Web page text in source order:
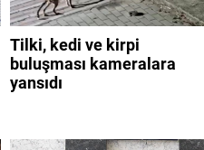
Tilki, kedi ve kirpi
buluşması kameralara
yansıdı